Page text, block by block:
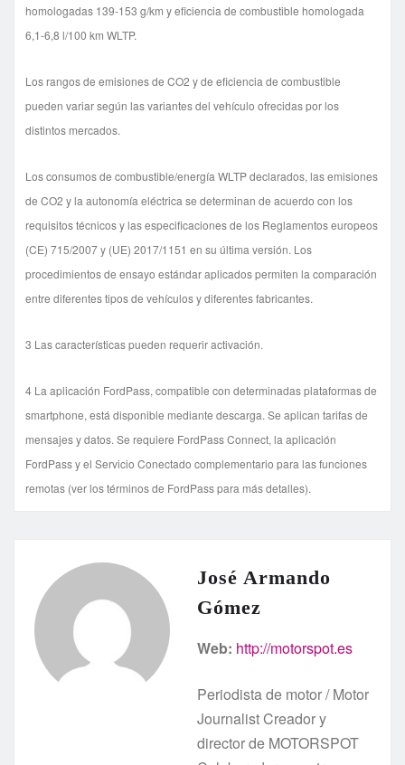
homologadas 139-153 g/km y eficiencia de combustible homologada
6,1-6,8 l/100 km WLTP.
Los rangos de emisiones de CO2 y de eficiencia de combustible
pueden variar según las variantes del vehículo ofrecidas por los
distintos mercados.
Los consumos de combustible/energía WLTP declarados, las emisiones
de CO2 y la autonomía eléctrica se determinan de acuerdo con los
requisitos técnicos y las especificaciones de los Reglamentos europeos
(CE) 715/2007 y (UE) 2017/1151 en su última versión. Los
procedimientos de ensayo estándar aplicados permiten la comparación
entre diferentes tipos de vehículos y diferentes fabricantes.
3 Las características pueden requerir activación.
4 La aplicación FordPass, compatible con determinadas plataformas de
smartphone, está disponible mediante descarga. Se aplican tarifas de
mensajes y datos. Se requiere FordPass Connect, la aplicación
FordPass y el Servicio Conectado complementario para las funciones
remotas (ver los términos de FordPass para más detalles).
José Armando
Gómez
Web: http://motorspot.es
Periodista de motor / Motor
Journalist Creador y
director de MOTORSPOT